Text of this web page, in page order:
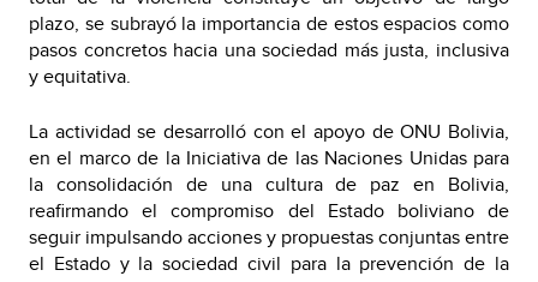
plazo, se subrayó la importancia de estos espacios como
pasos concretos hacia una sociedad más justa, inclusiva
y equitativa.
La actividad se desarrolló con el apoyo de ONU Bolivia,
en el marco de la Iniciativa de las Naciones Unidas para
la consolidación de una cultura de paz en Bolivia,
reafirmando el compromiso del Estado boliviano de
seguir impulsando acciones y propuestas conjuntas entre
el Estado y la sociedad civil para la prevención de la